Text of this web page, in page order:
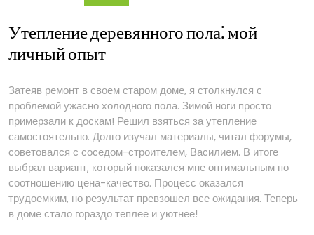
Утепление деревянного пола⁚ мой
личный опыт
Затеяв ремонт в своем старом доме, я столкнулся с
проблемой ужасно холодного пола. Зимой ноги просто
примерзали к доскам! Решил взяться за утепление
самостоятельно. Долго изучал материалы, читал форумы,
советовался с соседом-строителем, Василием. В итоге
выбрал вариант, который показался мне оптимальным по
соотношению цена-качество. Процесс оказался
трудоемким, но результат превзошел все ожидания. Теперь
в доме стало гораздо теплее и уютнее!